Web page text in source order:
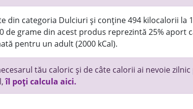
din categoria Dulciuri și conține 494 kilocalorii la
de grame din acest produs reprezintă 25% aport
pentru un adult (2000 kCal).
tău caloric și de câte calorii ai nevoie
îl poți calcula aici.